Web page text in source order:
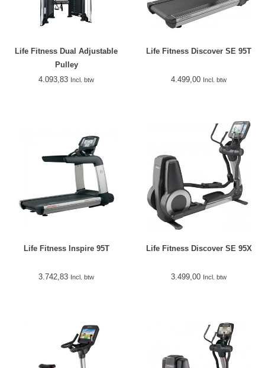
Life Fitness Dual Adjustable
Pulley
4.093,83 Incl. btw
Life Fitness Discover SE 95T
4.499,00 Incl. btw
Life Fitness Inspire 95T
3.742,83 Incl. btw
Life Fitness Discover SE 95X
3.499,00 Incl. btw